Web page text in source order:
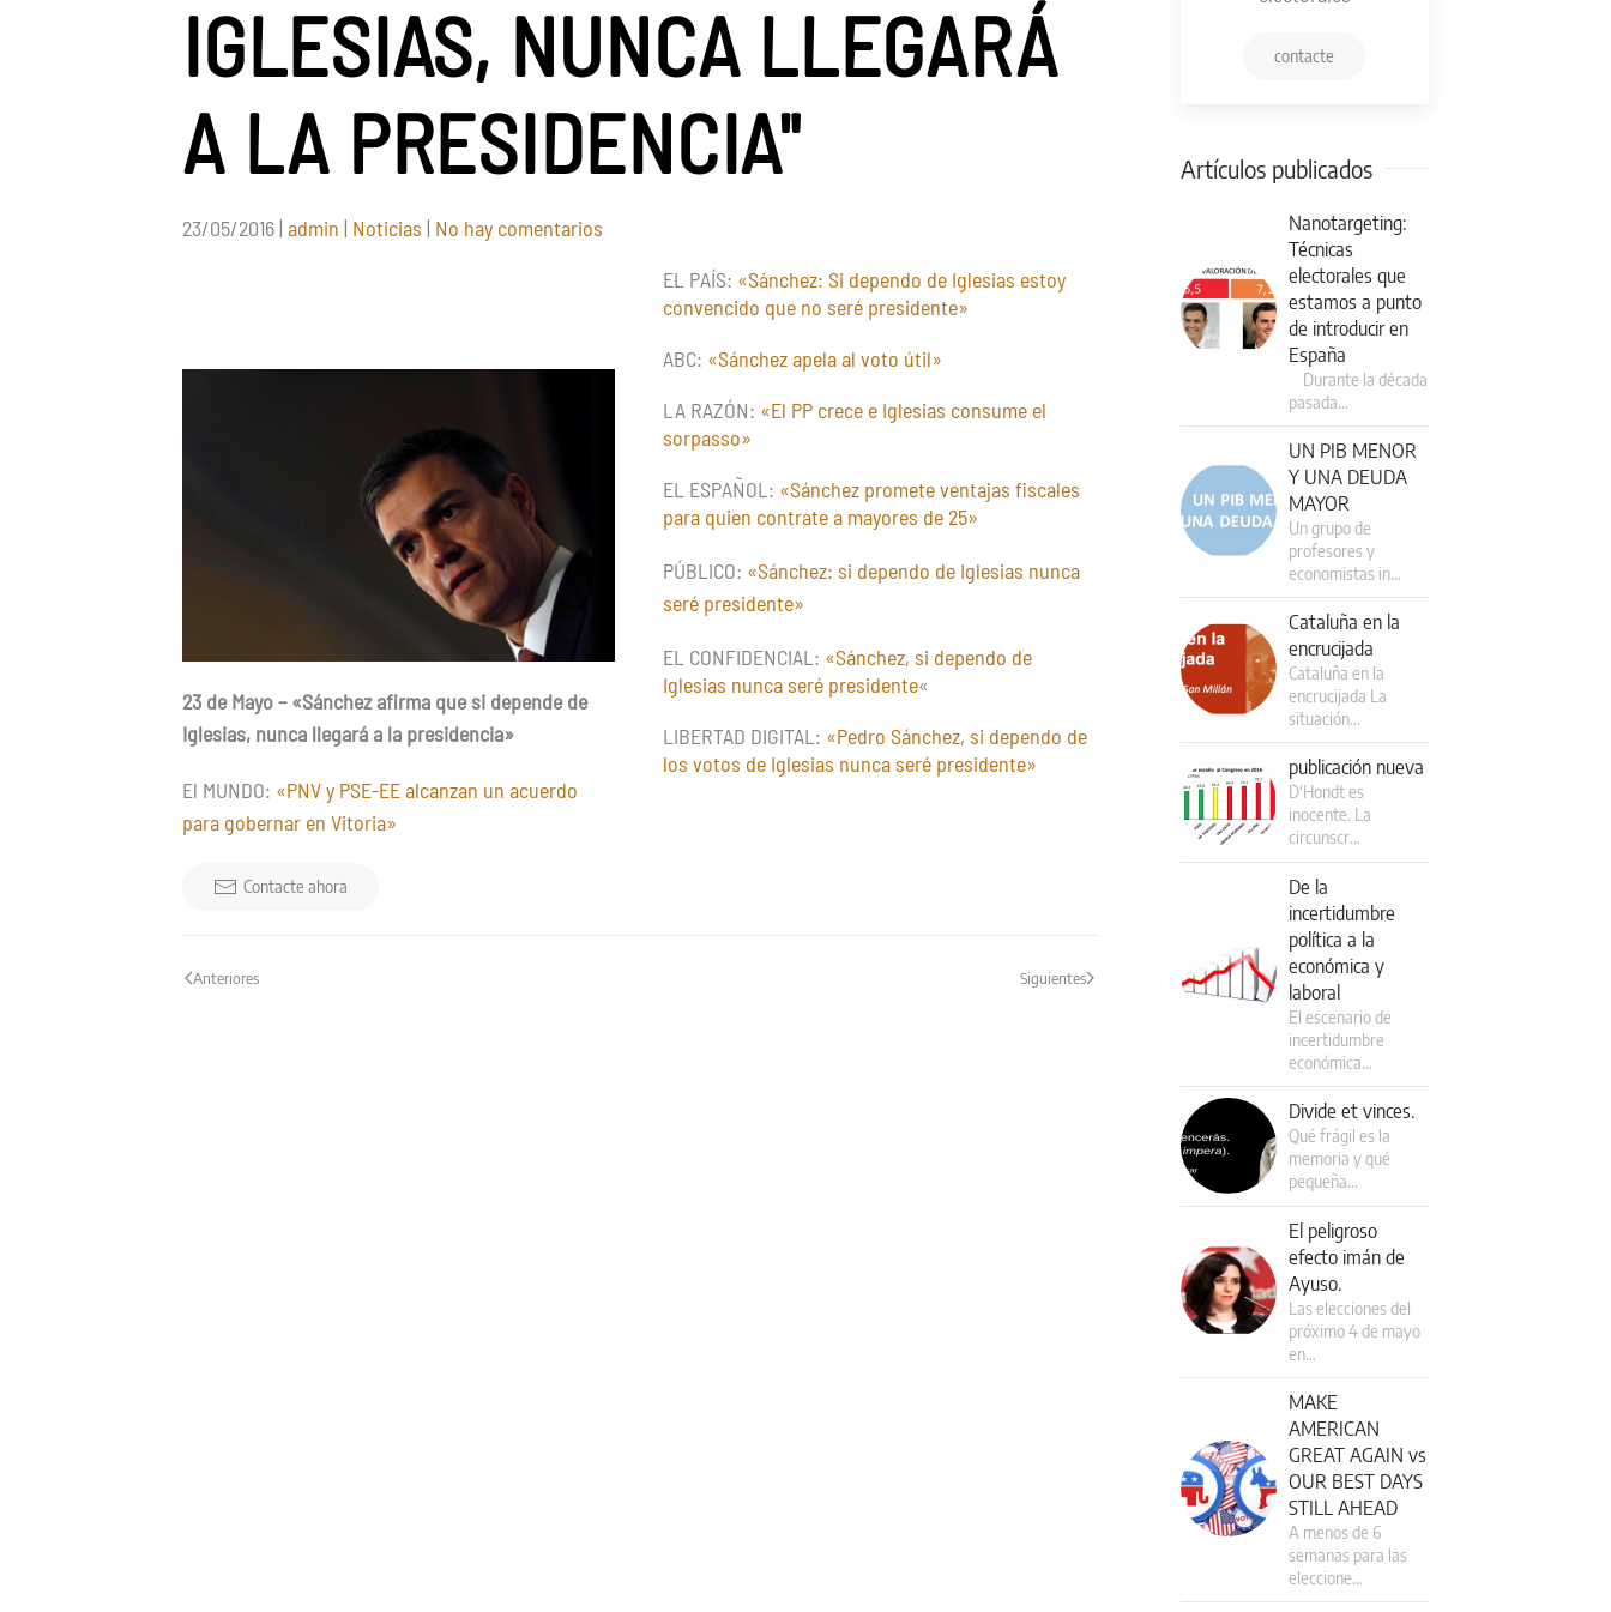
IGLESIAS, NUNCA LLEGARÁ
A LA PRESIDENCIA"
23/05/2016| admin | Noticias | No hay comentarios
"Sánchez
Iglesias,
presidencia"
23 de Mayo – «Sánchez afirma que si depende de
Iglesias, nunca llegará a la presidencia»
El MUNDO: «PNV y PSE-EE alcanzan un acuerdo
para gobernar en Vitoria»
EL PAÍS: «Sánchez: Si dependo de Iglesias estoy
convencido que no seré presidente»
ABC: «Sánchez apela al voto útil»
LA RAZÓN: «El PP crece e Iglesias consume el
sorpasso»
EL ESPAÑOL: «Sánchez promete ventajas fiscales
para quien contrate a mayores de 25»
PÚBLICO: «Sánchez: si dependo de Iglesias nunca
seré presidente»
EL CONFIDENCIAL: «Sánchez, si dependo de
Iglesias nunca seré presidente«
LIBERTAD DIGITAL: «Pedro Sánchez, si dependo de
los votos de Iglesias nunca seré presidente»
Contacte ahora
Anteriores Siguientes
contacte
Artículos publicados
Nanotargeting:
Técnicas
electorales que
estamos a punto
de introducir en
España
Durante la década
pasada…
UN PIB MENOR
Y UNA DEUDA
MAYOR
Un grupo de
profesores y
economistas in…
Cataluña en la
encrucijada
Cataluña en la
encrucijada La
situación…
publicación nueva
D‘Hondt es
inocente. La
circunscr…
De la
incertidumbre
política a la
económica y
laboral
El escenario de
incertidumbre
económica…
Divide et vinces.
Qué frágil es la
memoria y qué
pequeña…
El peligroso
efecto imán de
Ayuso.
Las elecciones del
próximo 4 de mayo
en…
MAKE
AMERICAN
GREAT AGAIN vs
OUR BEST DAYS
STILL AHEAD
A menos de 6
semanas para las
eleccione…